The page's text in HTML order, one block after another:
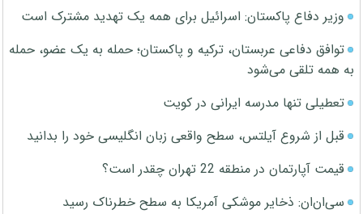
وزیر دفاع پاکستان: اسرائیل برای همه یک تهدید مشترک است
توافق دفاعی عربستان، ترکیه و پاکستان؛ حمله به یک عضو، حمله
به همه تلقی می‌شود
تعطیلی تنها مدرسه ایرانی در کویت
قبل از شروع آیلتس، سطح واقعی زبان انگلیسی خود را بدانید
قیمت آپارتمان در منطقه 22 تهران چقدر است؟
سی‌ان‌ان: ذخایر موشکی آمریکا به سطح خطرناک رسید